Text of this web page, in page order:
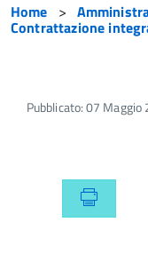
Home
Contrattazione
Pubblicato: 07 Maggio